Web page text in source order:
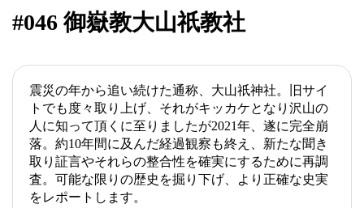
#046 御嶽教大山祇教社
震災の年から追い続けた通称、大山祇神社。旧サイ
トでも度々取り上げ、それがキッカケとなり沢山の
人に知って頂くに至りましたが2021年、遂に完全崩
落。約10年間に及んだ経過観察も終え、新たな聞き
取り証言やそれらの整合性を確実にするために再調
査。可能な限りの歴史を掘り下げ、より正確な史実
をレポートします。